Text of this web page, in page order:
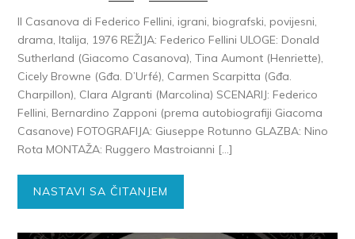
Il Casanova di Federico Fellini, igrani, biografski, povijesni,
drama, Italija, 1976 REŽIJA: Federico Fellini ULOGE: Donald
Sutherland (Giacomo Casanova), Tina Aumont (Henriette),
Cicely Browne (Gđa. D’Urfé), Carmen Scarpitta (Gđa.
Charpillon), Clara Algranti (Marcolina) SCENARIJ: Federico
Fellini, Bernardino Zapponi (prema autobiografiji Giacoma
Casanove) FOTOGRAFIJA: Giuseppe Rotunno GLAZBA: Nino
Rota MONTAŽA: Ruggero Mastroianni […]
NASTAVI SA ČITANJEM